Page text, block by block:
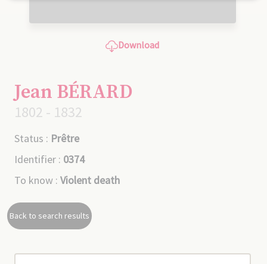
Download
Jean BÉRARD
1802 - 1832
Status : Prêtre
Identifier : 0374
To know : Violent death
Back to search results